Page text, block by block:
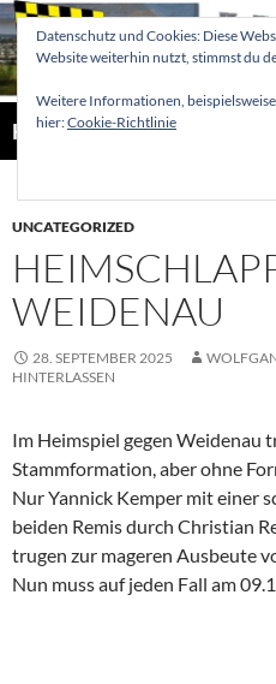
Zum
Inhalt
springen
Hellertaler Schachfreunde
Suchen
UNCATEGORIZED
WEIDENAU
28. SEPTEMBER 2025
HINTERLASSEN
Im Heimspiel gegen Weidenau
Stammformation, aber ohne
Nur Yannick Kemper mit einer
beiden Remis durch Christian
trugen zur mageren Ausbeute
Nun muss auf jeden Fall am
Datenschutz und Cookies: Diese
Website weiterhin nutzt, stimmst du
Weitere Informationen,
hier:Cookie-Richtlinie